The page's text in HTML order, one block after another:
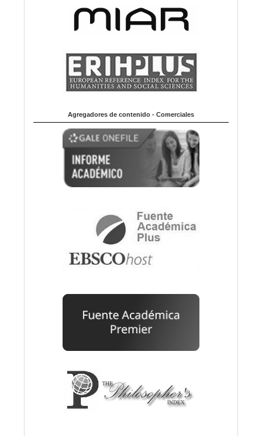
Agregadores de contenido - Comerciales